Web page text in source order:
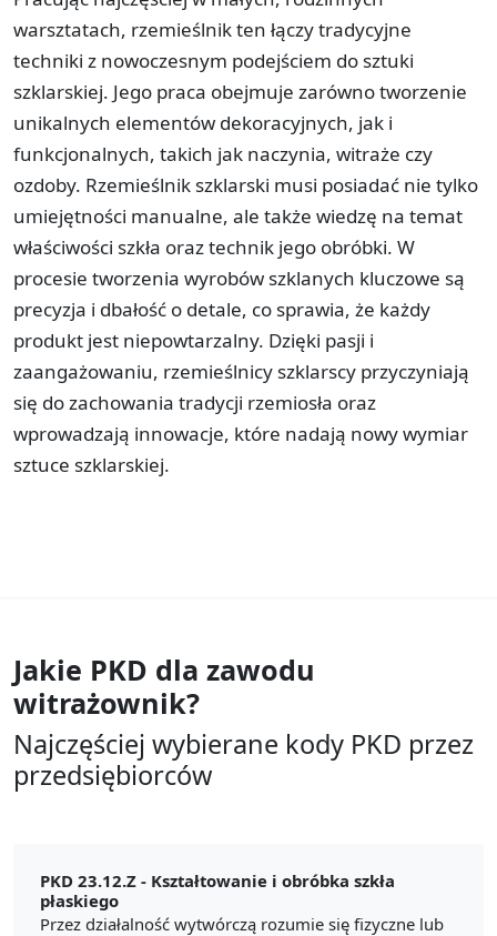
warsztatach, rzemieślnik ten łączy tradycyjne
techniki z nowoczesnym podejściem do sztuki
szklarskiej. Jego praca obejmuje zarówno tworzenie
unikalnych elementów dekoracyjnych, jak i
funkcjonalnych, takich jak naczynia, witraże czy
ozdoby. Rzemieślnik szklarski musi posiadać nie tylko
umiejętności manualne, ale także wiedzę na temat
właściwości szkła oraz technik jego obróbki. W
procesie tworzenia wyrobów szklanych kluczowe są
precyzja i dbałość o detale, co sprawia, że każdy
produkt jest niepowtarzalny. Dzięki pasji i
zaangażowaniu, rzemieślnicy szklarscy przyczyniają
się do zachowania tradycji rzemiosła oraz
wprowadzają innowacje, które nadają nowy wymiar
sztuce szklarskiej.
Jakie PKD dla zawodu
witrażownik?
Najczęściej wybierane kody PKD przez
przedsiębiorców
PKD 23.12.Z - Kształtowanie i obróbka szkła
płaskiego
Przez działalność wytwórczą rozumie się fizyczne lub